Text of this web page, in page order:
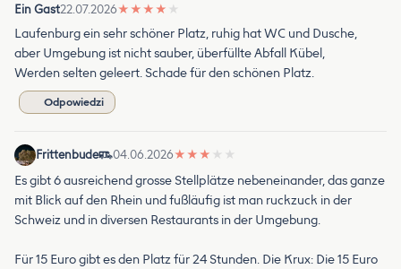
Ein Gast22.07.2026★ ★ ★ ★ ★
Laufenburg ein sehr schöner Platz, ruhig hat WC und Dusche,
aber Umgebung ist nicht sauber, überfüllte Abfall Kübel,
Werden selten geleert. Schade für den schönen Platz.
Odpowiedzi
Frittenbude 04.06.2026★ ★ ★ ★ ★
Es gibt 6 ausreichend grosse Stellplätze nebeneinander, das ganze
mit Blick auf den Rhein und fußläufig ist man ruckzuck in der
Schweiz und in diversen Restaurants in der Umgebung.
Für 15 Euro gibt es den Platz für 24 Stunden. Die Krux: Die 15 Euro